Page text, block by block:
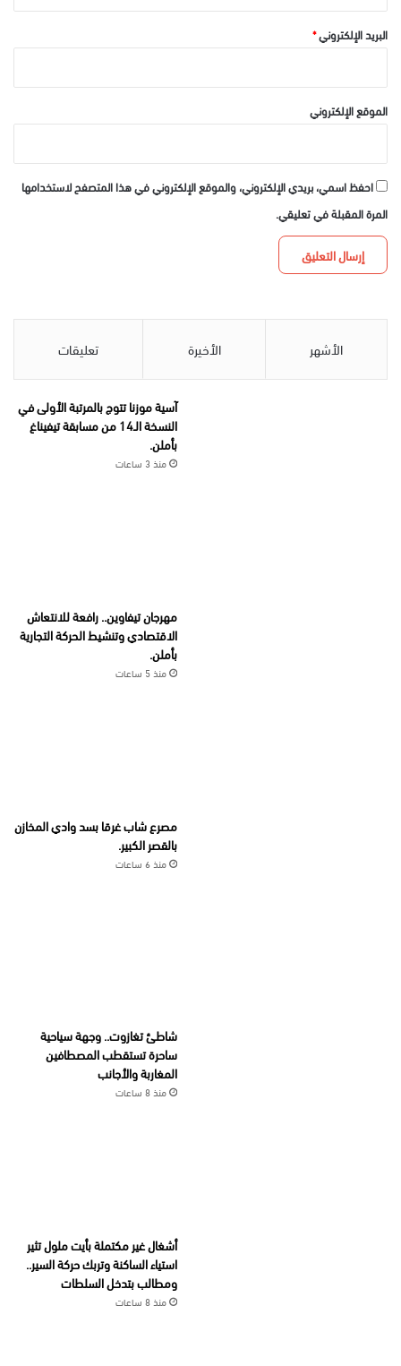
البريد الإلكتروني*
الموقع الإلكتروني
احفظ اسمي، بريدي الإلكتروني، والموقع الإلكتروني في هذا المتصفح لاستخدامها
المرة المقبلة في تعليقي.
الأشهر الأخيرة تعليقات
آسية موزنا تتوج بالمرتبة الأولى في
النسخة الـ14 من مسابقة تيفيناغ
بأملن.
منذ 3 ساعات
مهرجان تيفاوين.. رافعة للانتعاش
الاقتصادي وتنشيط الحركة التجارية
بأملن.
منذ 5 ساعات
مصرع شاب غرقا بسد وادي المخازن
بالقصر الكبير.
منذ 6 ساعات
شاطئ تغازوت.. وجهة سياحية
ساحرة تستقطب المصطافين
المغاربة والأجانب
منذ 8 ساعات
أشغال غير مكتملة بأيت ملول تثير
استياء الساكنة وتربك حركة السير..
ومطالب بتدخل السلطات
منذ 8 ساعات